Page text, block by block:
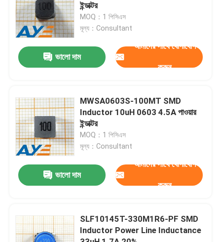
ভিডিও
আমাদের সম্পর্কে
মান নিয়ন্ত্রণ
যোগাযোগ করুন
উদ্ধৃতির জন্য আবেদন
আইসি ইন্টিগ্রেটেড সার্কিট
ইন্ডাক্টর
MOQ：1 পিসিএস
মূল্য：Consultant
ভালো দাম
আমাদের সাথে যোগাযোগ
করুন
MWSA0603S-100MT SMD
Inductor 10uH 0603 4.5A পাওয়ার
ইন্ডাক্টর
MOQ：1 পিসিএস
মূল্য：Consultant
ভালো দাম
আমাদের সাথে যোগাযোগ
করুন
SLF10145T-330M1R6-PF SMD
Inductor Power Line Inductance